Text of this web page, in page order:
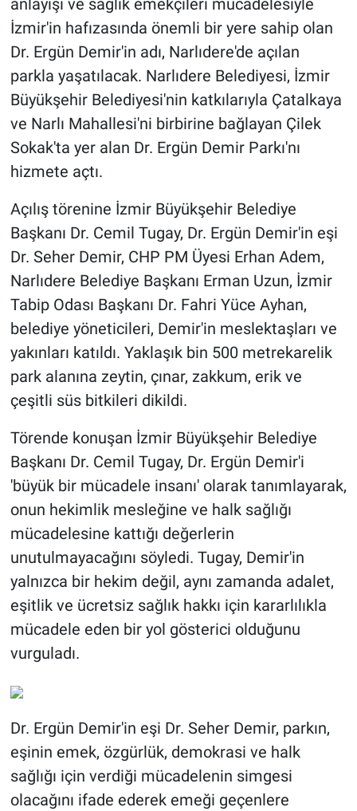
anlayışı ve sağlık emekçileri mücadelesiyle
İzmir'in hafızasında önemli bir yere sahip olan
Dr. Ergün Demir'in adı, Narlıdere'de açılan
parkla yaşatılacak. Narlıdere Belediyesi, İzmir
Büyükşehir Belediyesi'nin katkılarıyla Çatalkaya
ve Narlı Mahallesi'ni birbirine bağlayan Çilek
Sokak'ta yer alan Dr. Ergün Demir Parkı'nı
hizmete açtı.
Açılış törenine İzmir Büyükşehir Belediye
Başkanı Dr. Cemil Tugay, Dr. Ergün Demir'in eşi
Dr. Seher Demir, CHP PM Üyesi Erhan Adem,
Narlıdere Belediye Başkanı Erman Uzun, İzmir
Tabip Odası Başkanı Dr. Fahri Yüce Ayhan,
belediye yöneticileri, Demir'in meslektaşları ve
yakınları katıldı. Yaklaşık bin 500 metrekarelik
park alanına zeytin, çınar, zakkum, erik ve
çeşitli süs bitkileri dikildi.
Törende konuşan İzmir Büyükşehir Belediye
Başkanı Dr. Cemil Tugay, Dr. Ergün Demir'i
'büyük bir mücadele insanı' olarak tanımlayarak,
onun hekimlik mesleğine ve halk sağlığı
mücadelesine kattığı değerlerin
unutulmayacağını söyledi. Tugay, Demir'in
yalnızca bir hekim değil, aynı zamanda adalet,
eşitlik ve ücretsiz sağlık hakkı için kararlılıkla
mücadele eden bir yol gösterici olduğunu
vurguladı.
Dr. Ergün Demir'in eşi Dr. Seher Demir, parkın,
eşinin emek, özgürlük, demokrasi ve halk
sağlığı için verdiği mücadelenin simgesi
olacağını ifade ederek emeği geçenlere